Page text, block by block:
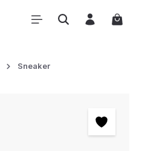
Sneaker